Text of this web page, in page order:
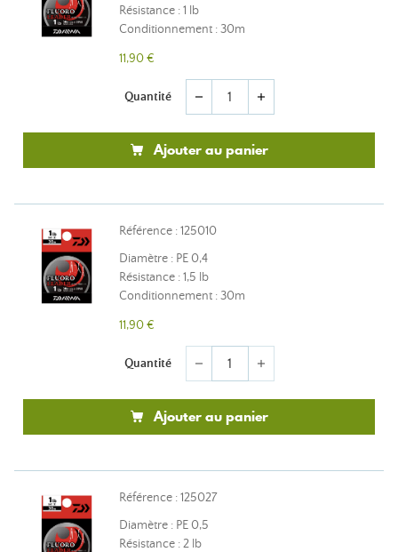
Résistance : 1 lb
Conditionnement : 30m
11,90 €
Quantité remove add
Ajouter au panier
Référence : 125010
Diamètre : PE 0,4
Résistance : 1,5 lb
Conditionnement : 30m
11,90 €
Quantité remove add
Ajouter au panier
Référence : 125027
Diamètre : PE 0,5
Résistance : 2 lb